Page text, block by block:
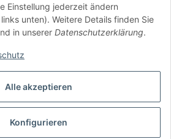
Alle akzeptieren
Konfigurieren
Einstellung jederzeit ändern
unten). Weitere Details finden Sie
in unserer Datenschutzerklärung.
widerrufen
USt., zzgl.Versand
© voltmaster.de
Powered byJTL-Shop